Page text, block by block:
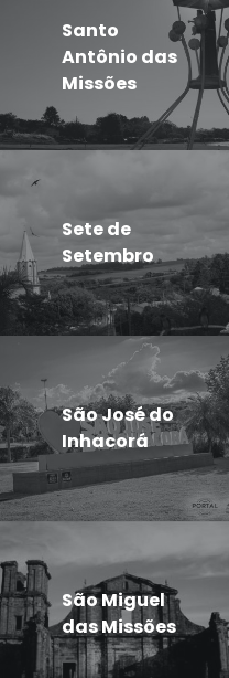
Santo
Antônio das
Missões
Sete de
Setembro
São José do
Inhacorá
São Miguel
das Missões